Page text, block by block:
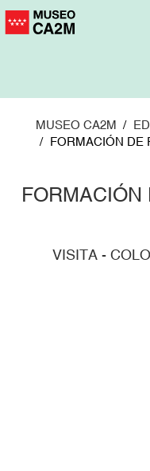
Pasar
MUSEO CA2M
FORMACIÓN DE
FORMACIÓN
VISITA -